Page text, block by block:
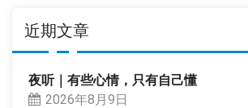
近期文章
夜听｜有些心情，只有自己懂
2026年8月9日